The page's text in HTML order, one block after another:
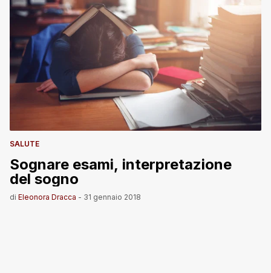
SALUTE
Sognare esami, interpretazione
del sogno
di Eleonora Dracca - 31 gennaio 2018